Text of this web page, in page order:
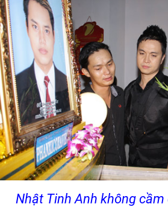
Nhật Tinh Anh không